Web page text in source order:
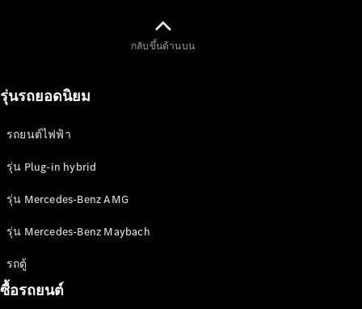
การขับขี่
อัตโนมัติ
MBUX
multimedia
system
การ
ออกแบบ
กลับขึ้นด้านบน
รุ่นรถยอดนิยม
รถยนต์ไฟฟ้า
รุ่น Plug-in hybrid
รุ่น Mercedes-Benz AMG
รุ่น Mercedes-Benz Maybach
รถตู้
ซื้อรถยนต์